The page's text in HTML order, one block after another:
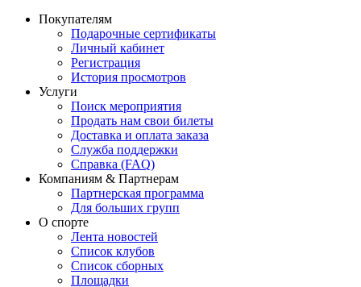
Покупателям
Подарочные сертификаты
Личный кабинет
Регистрация
История просмотров
Услуги
Поиск мероприятия
Продать нам свои билеты
Доставка и оплата заказа
Служба поддержки
Справка (FAQ)
Компаниям & Партнерам
Партнерская программа
Для больших групп
О спорте
Лента новостей
Список клубов
Список сборных
Площадки